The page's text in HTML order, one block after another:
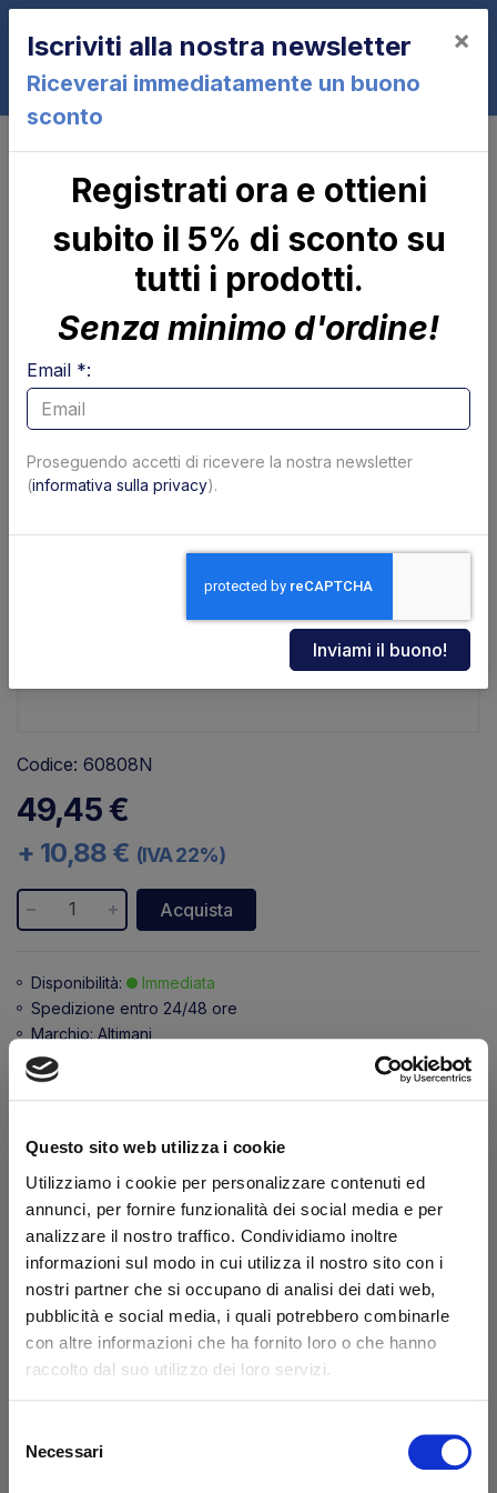
Questo sito web utilizza i cookie
Utilizziamo i cookie per personalizzare contenuti ed
annunci, per fornire funzionalità dei social media e per
analizzare il nostro traffico. Condividiamo inoltre
informazioni sul modo in cui utilizza il nostro sito con i
nostri partner che si occupano di analisi dei dati web,
pubblicità e social media, i quali potrebbero combinarle
con altre informazioni che ha fornito loro o che hanno
raccolto dal suo utilizzo dei loro servizi.
delNecessari
0
Guarnizione laterale per furgone
isotermico 2,60 mt
Codice: 60808N
49,45 €
+ 10,88 € (IVA 22%)
Acquista
Disponibilità:
Immediata
Spedizione entro 24/48 ore
Marchio: Altimani
Transazione sicura
Hai la partita IVA?
Descrizione
Guarnizione laterale per furgone isotermico 2,60
mt
Dicono di noi
Iscriviti alla nostra newsletter
Riceverai immediatamente un buono
sconto
×
Registrati ora e ottieni
subito il 5% di sconto su
tutti i prodotti.
Senza minimo d'ordine!
Email *:
Proseguendo accetti di ricevere la nostra newsletter
(informativa sulla privacy).